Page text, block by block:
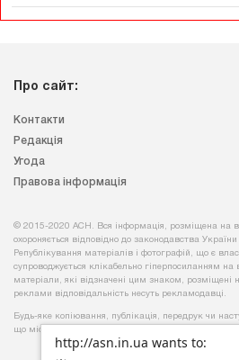
http://asn.in.ua wants to:
Про сайт:
Контакти
Редакція
Угода
Правова інформація
© 2015-2020 АСН. Вся інформація, розміщена на
охороняється відповідно до законодавства
Републікування матеріалів і фотографій, що є
супроводжується клікабельно гіперпосиланням на
матеріали, які відзначені цим знаком,
реклами відповідальність несуть рекламодавці.
Будь-яке копiювання, публiкацiя, передрук чи
що мiстить посилання на